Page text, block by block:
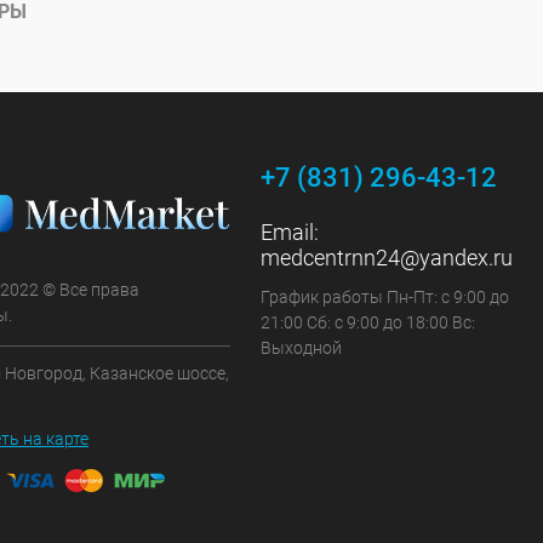
© Все права
Казанское шоссе,
на карте
+7 (831) 296-43-12
Email:
medcentrnn24@yandex.ru
График работы Пн-Пт: с 9:00 до
21:00 Сб: с 9:00 до 18:00 Вс:
Выходной